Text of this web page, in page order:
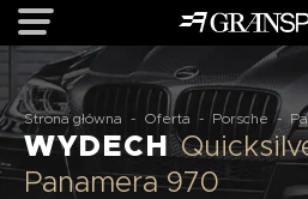
OFERTA
MARKI
Strona główna - Oferta - Porsche -
WYDECH
Panamera 970